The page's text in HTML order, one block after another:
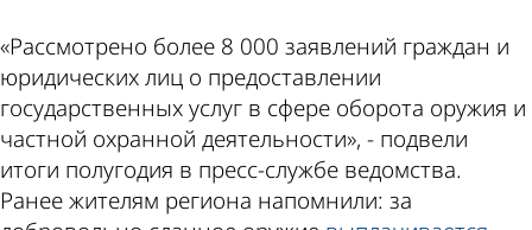
«Рассмотрено более 8 000 заявлений граждан и
юридических лиц о предоставлении
государственных услуг в сфере оборота оружия и
частной охранной деятельности», - подвели
итоги полугодия в пресс-службе ведомства.
Ранее жителям региона напомнили: за